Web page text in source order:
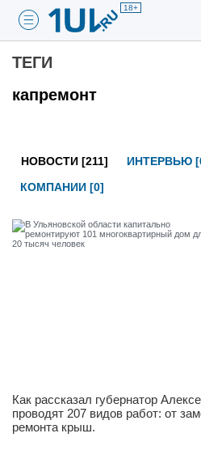
18+
ТЕГИ
капремонт
НОВОСТИ [211] ИНТЕРВЬЮ
КОМПАНИИ [0]
Как рассказал губернатор
проводят 207 видов работ: от
ремонта крыш.